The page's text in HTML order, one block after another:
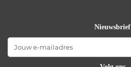
Nieuwsbrief